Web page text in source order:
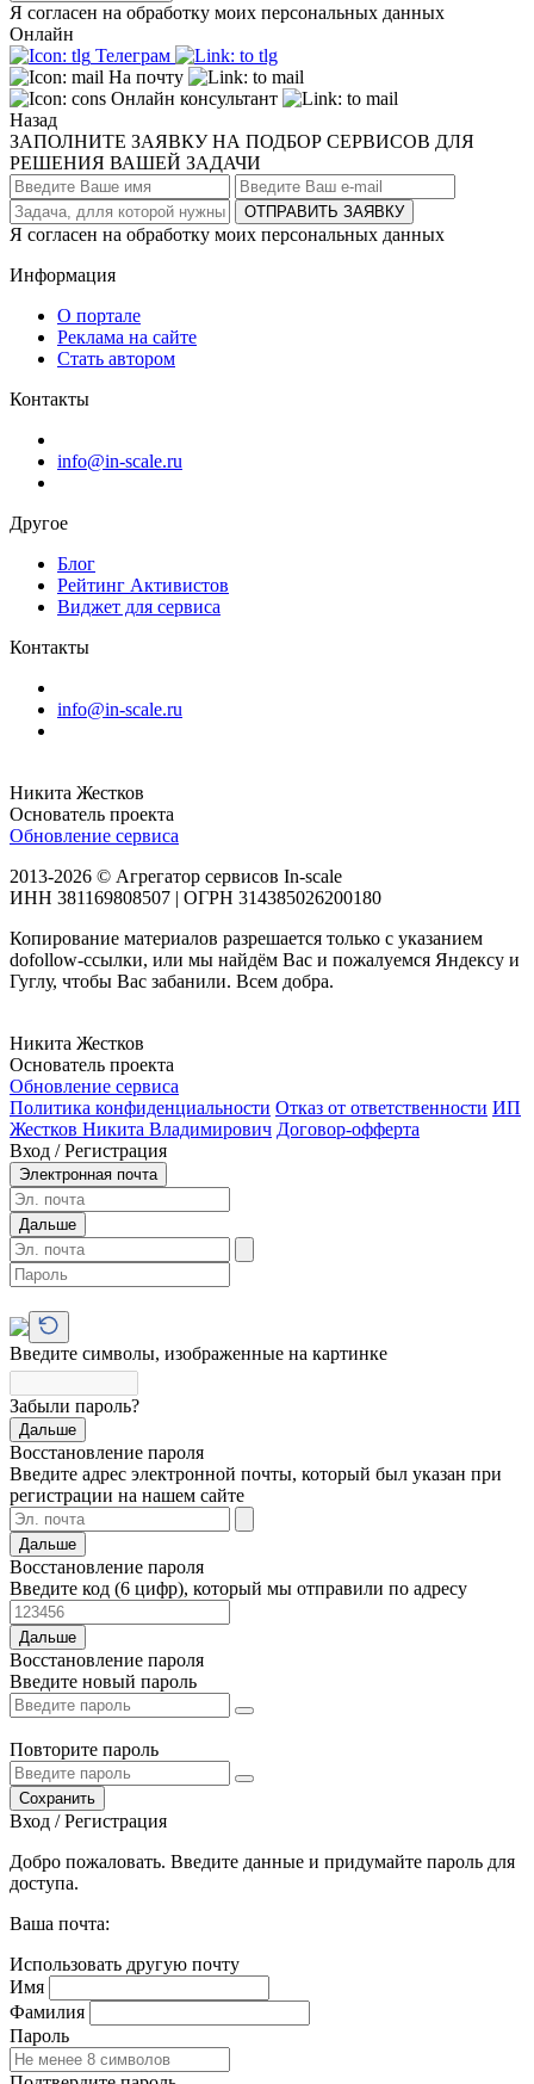
Я согласен на обработку моих персональных данных
Онлайн
Телеграм
На почту
Онлайн консультант
Назад
ЗАПОЛНИТЕ ЗАЯВКУ НА ПОДБОР СЕРВИСОВ ДЛЯ
РЕШЕНИЯ ВАШЕЙ ЗАДАЧИ
ОТПРАВИТЬ ЗАЯВКУ
Я согласен на обработку моих персональных данных
Информация
О портале
Реклама на сайте
Стать автором
Контакты
info@in-scale.ru
Другое
Блог
Рейтинг Активистов
Виджет для сервиса
Контакты
info@in-scale.ru
Никита Жестков
Основатель проекта
Обновление сервиса
2013-2026 © Агрегатор сервисов In-scale
ИНН 381169808507 | ОГРН 314385026200180
Копирование материалов разрешается только с указанием
dofollow-ссылки, или мы найдём Вас и пожалуемся Яндексу и
Гуглу, чтобы Вас забанили. Всем добра.
Никита Жестков
Основатель проекта
Обновление сервиса
Политика конфиденциальности Отказ от ответственности ИП
Жестков Никита Владимирович Договор-офферта
Вход / Регистрация
Электронная почта
Дальше
Введите символы, изображенные на картинке
Забыли пароль?
Дальше
Восстановление пароля
Введите адрес электронной почты, который был указан при
регистрации на нашем сайте
Дальше
Восстановление пароля
Введите код (6 цифр), который мы отправили по адресу
Дальше
Восстановление пароля
Введите новый пароль
Повторите пароль
Сохранить
Вход / Регистрация
Добро пожаловать. Введите данные и придумайте пароль для
доступа.
Ваша почта:
Использовать другую почту
Имя
Фамилия
Пароль